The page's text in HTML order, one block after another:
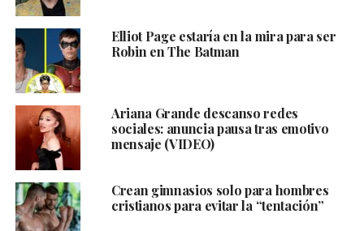
Elliot Page estaría en la mira para ser
Robin en The Batman
Ariana Grande descanso redes
sociales: anuncia pausa tras emotivo
mensaje (VIDEO)
Crean gimnasios solo para hombres
cristianos para evitar la “tentación”